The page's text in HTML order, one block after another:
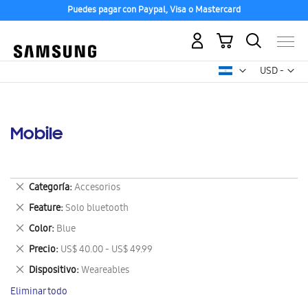
Puedes pagar con Paypal, Visa o Mastercard
USD -
dólar
Mi carrito
Mobile
Categoría Accesorios
Eliminar
este
artículo
Feature Solo bluetooth
Eliminar
este
artículo
Color Blue
Eliminar
este
artículo
Precio US$ 40.00 - US$ 49.99
Eliminar
este
artículo
Dispositivo Weareables
Eliminar
este